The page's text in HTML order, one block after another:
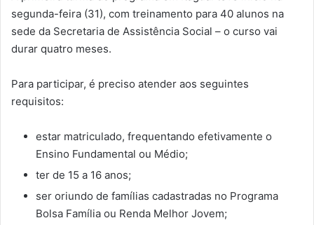
segunda-feira (31), com treinamento para 40 alunos na
sede da Secretaria de Assistência Social – o curso vai
durar quatro meses.
Para participar, é preciso atender aos seguintes
requisitos:
estar matriculado, frequentando efetivamente o
Ensino Fundamental ou Médio;
ter de 15 a 16 anos;
ser oriundo de famílias cadastradas no Programa
Bolsa Família ou Renda Melhor Jovem;